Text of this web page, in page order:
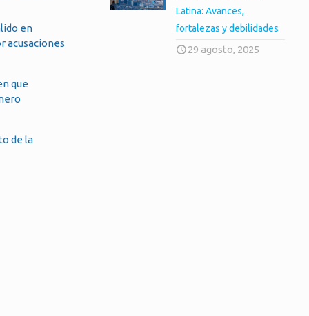
en
acusaciones
que
de la
Latina: Avances,
fortalezas y debilidades
29 agosto, 2025